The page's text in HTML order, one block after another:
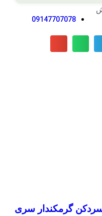
09147707078
سردکن گرمکندار سری